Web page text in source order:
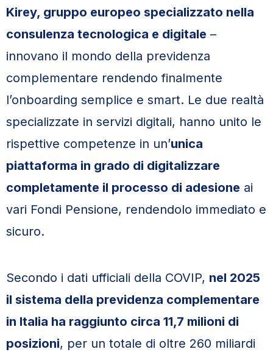
Kirey, gruppo europeo specializzato nella
consulenza tecnologica e digitale –
innovano il mondo della previdenza
complementare rendendo finalmente
l’onboarding semplice e smart. Le due realtà
specializzate in servizi digitali, hanno unito le
rispettive competenze in un’unica
piattaforma in grado di digitalizzare
completamente il processo di adesione ai
vari Fondi Pensione, rendendolo immediato e
sicuro.
Secondo i dati ufficiali della COVIP, nel 2025
il sistema della previdenza complementare
in Italia ha raggiunto circa 11,7 milioni di
posizioni, per un totale di oltre 260 miliardi